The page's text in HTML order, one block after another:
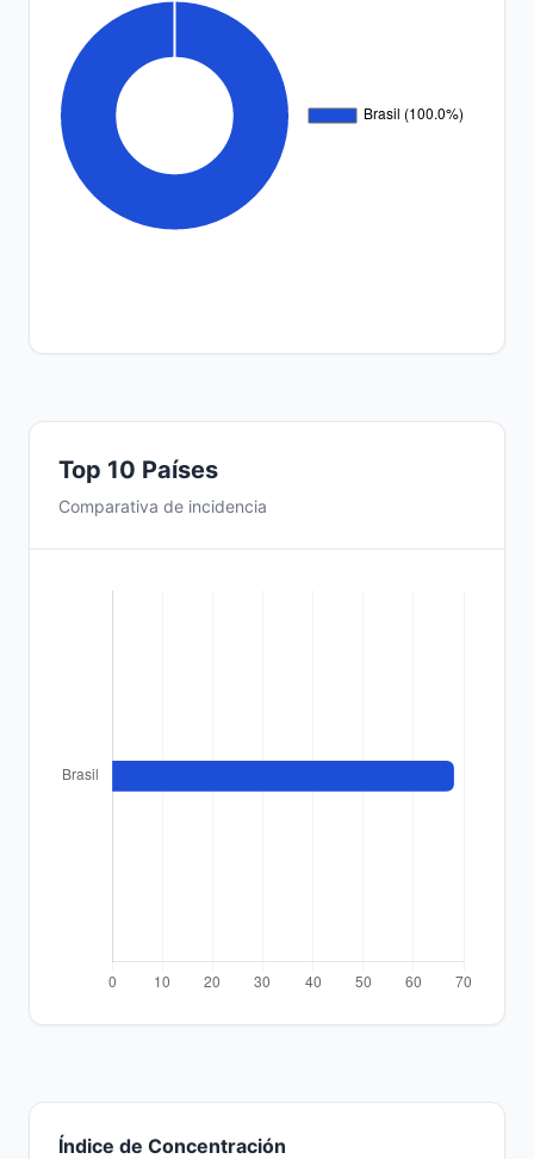
Top 10 Países
Comparativa de incidencia
Índice de Concentración